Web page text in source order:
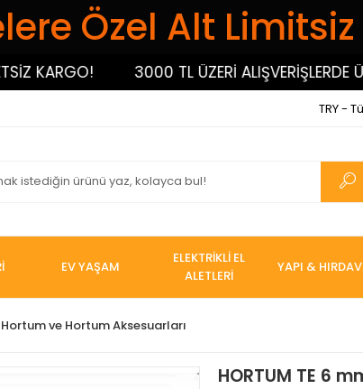
Özel Alt
KARGO! 3000 TL ÜZERİ ALIŞVERİŞLERDE
TRY -
EV YAŞAM
ELEKTRİKLİ EL
ALETLERİ
YAPI &
Hortum ve Hortum Aksesuarları
HORTUM TE 6